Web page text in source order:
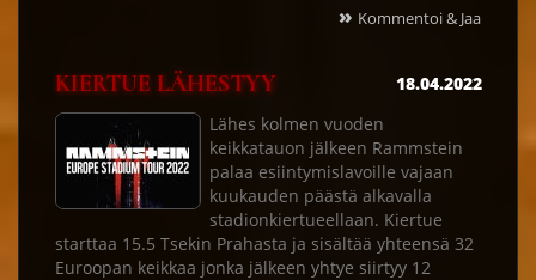
» Kommentoi & Jaa
KIERTUE LÄHESTYY
18.04.2022
Lähes kolmen vuoden
keikkatauon jälkeen Rammstein
palaa esiintymislavoille vajaan
kuukauden päästä alkavalla
stadionkiertueellaan. Kiertue
starttaa 15.5 Tsekin Prahasta ja sisältää yhteensä 32
Euroopan keikkaa jonka jälkeen yhtye siirtyy 12